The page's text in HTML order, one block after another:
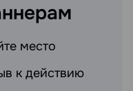
место
к действию